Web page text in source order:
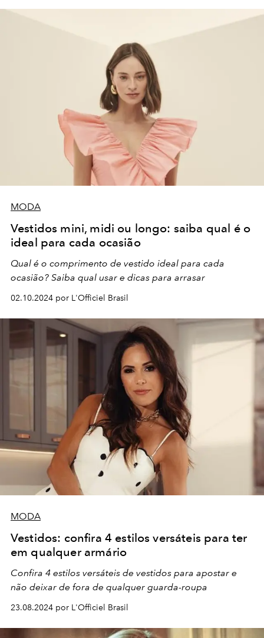
MODA
Vestidos mini, midi ou longo: saiba qual é o
ideal para cada ocasião
Qual é o comprimento de vestido ideal para cada
ocasião? Saiba qual usar e dicas para arrasar
02.10.2024 por L'Officiel Brasil
MODA
Vestidos: confira 4 estilos versáteis para ter
em qualquer armário
Confira 4 estilos versáteis de vestidos para apostar e
não deixar de fora de qualquer guarda-roupa
23.08.2024 por L'Officiel Brasil